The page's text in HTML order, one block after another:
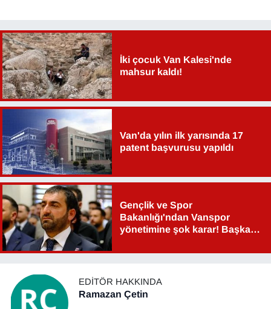
İki çocuk Van Kalesi'nde
mahsur kaldı!
Van'da yılın ilk yarısında 17
patent başvurusu yapıldı
Gençlik ve Spor
Bakanlığı'ndan Vanspor
yönetimine şok karar! Başkan
EDITÖR HAKKINDA
Ramazan Çetin
Seri İlan
Sinema - TV
SİYASET
SPOR
TEBRİK
TEKNOLOJİ
Turizm
Vasıta